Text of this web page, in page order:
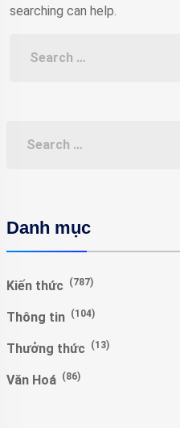
searching can help.
Danh mục
Kiến thức (787)
Thông tin (104)
Thưởng thức (13)
Văn Hoá (86)